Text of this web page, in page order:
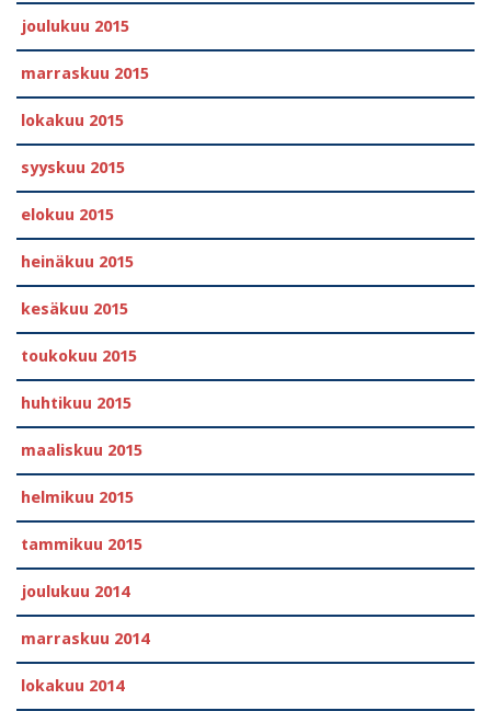
joulukuu 2015
marraskuu 2015
lokakuu 2015
syyskuu 2015
elokuu 2015
heinäkuu 2015
kesäkuu 2015
toukokuu 2015
huhtikuu 2015
maaliskuu 2015
helmikuu 2015
tammikuu 2015
joulukuu 2014
marraskuu 2014
lokakuu 2014